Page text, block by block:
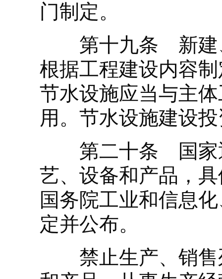
门制定。
第十九条 新建、
根据工程建设内容
节水设施应当与主
用。节水设施建设
第二十条 国家逐
艺、设备和产品，
国务院工业和信息
定并公布。
禁止生产、销售